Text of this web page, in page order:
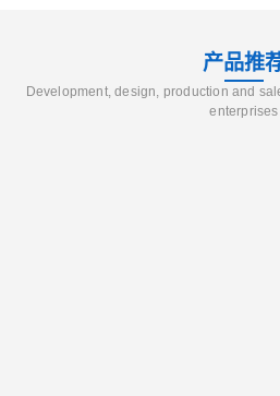
产品推
Development, design, production and
enterprises